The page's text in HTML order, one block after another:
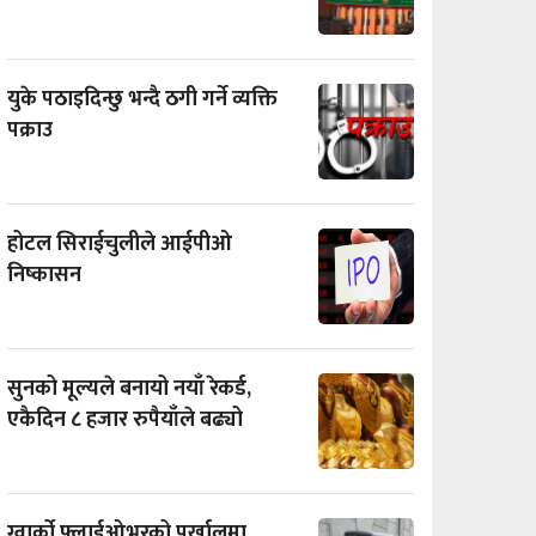
युके पठाइदिन्छु भन्दै ठगी गर्ने व्यक्ति
पक्राउ
होटल सिराईचुलीले आईपीओ
निष्कासन
सुनको मूल्यले बनायो नयाँ रेकर्ड,
एकैदिन ८ हजार रुपैयाँले बढ्यो